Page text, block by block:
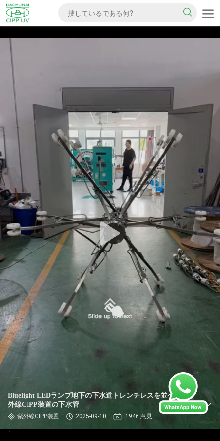
Bluelight LEDランプ地下の下水道トレンチレスを並べる紫
外線CIPP装置の下水管
紫外線CIPP装置 2025-09-10 1946 意見